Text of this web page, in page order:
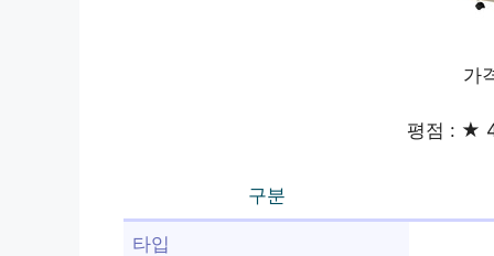
가
평점 : ★
구분
타입